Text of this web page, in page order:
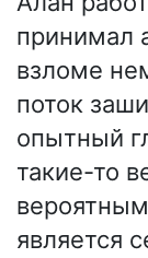
принимал
взломе
поток
опытный
такие-то
является